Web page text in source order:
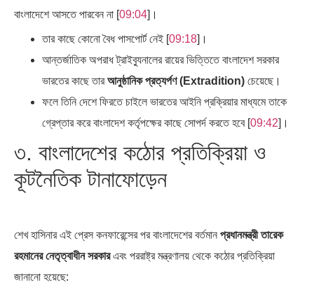
বাংলাদেশে আসতে পারবেন না [09:04]।
তার কাছে কোনো বৈধ পাসপোর্ট নেই [09:18]।
আন্তর্জাতিক অপরাধ ট্রাইব্যুনালের রায়ের ভিত্তিতে বাংলাদেশ সরকার
ভারতের কাছে তারআনুষ্ঠানিক প্রত্যর্পণ (Extradition) চেয়েছে।
ফলে তিনি দেশে ফিরতে চাইলে ভারতের আইনি প্রক্রিয়ার মাধ্যমে তাকে
গ্রেপ্তার করে বাংলাদেশ কর্তৃপক্ষের কাছে সোপর্দ করতে হবে [09:42]।
৩. বাংলাদেশের কঠোর প্রতিক্রিয়া ও
কূটনৈতিক টানাফোড়েন
শেখ হাসিনার এই প্রেস কনফারেন্সের পর বাংলাদেশের বর্তমান প্রধানমন্ত্রী তারেক
রহমানের নেতৃত্বাধীন সরকারএবং পররাষ্ট্র মন্ত্রণালয় থেকে কঠোর প্রতিক্রিয়া
জানানো হয়েছে: